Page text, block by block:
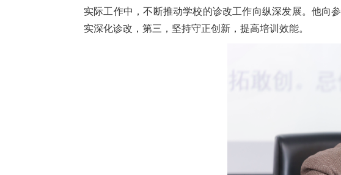
实际工作中，不断推动学校的诊改工作向纵深发展。他向
实深化诊改，第三，坚持守正创新，提高培训效能。